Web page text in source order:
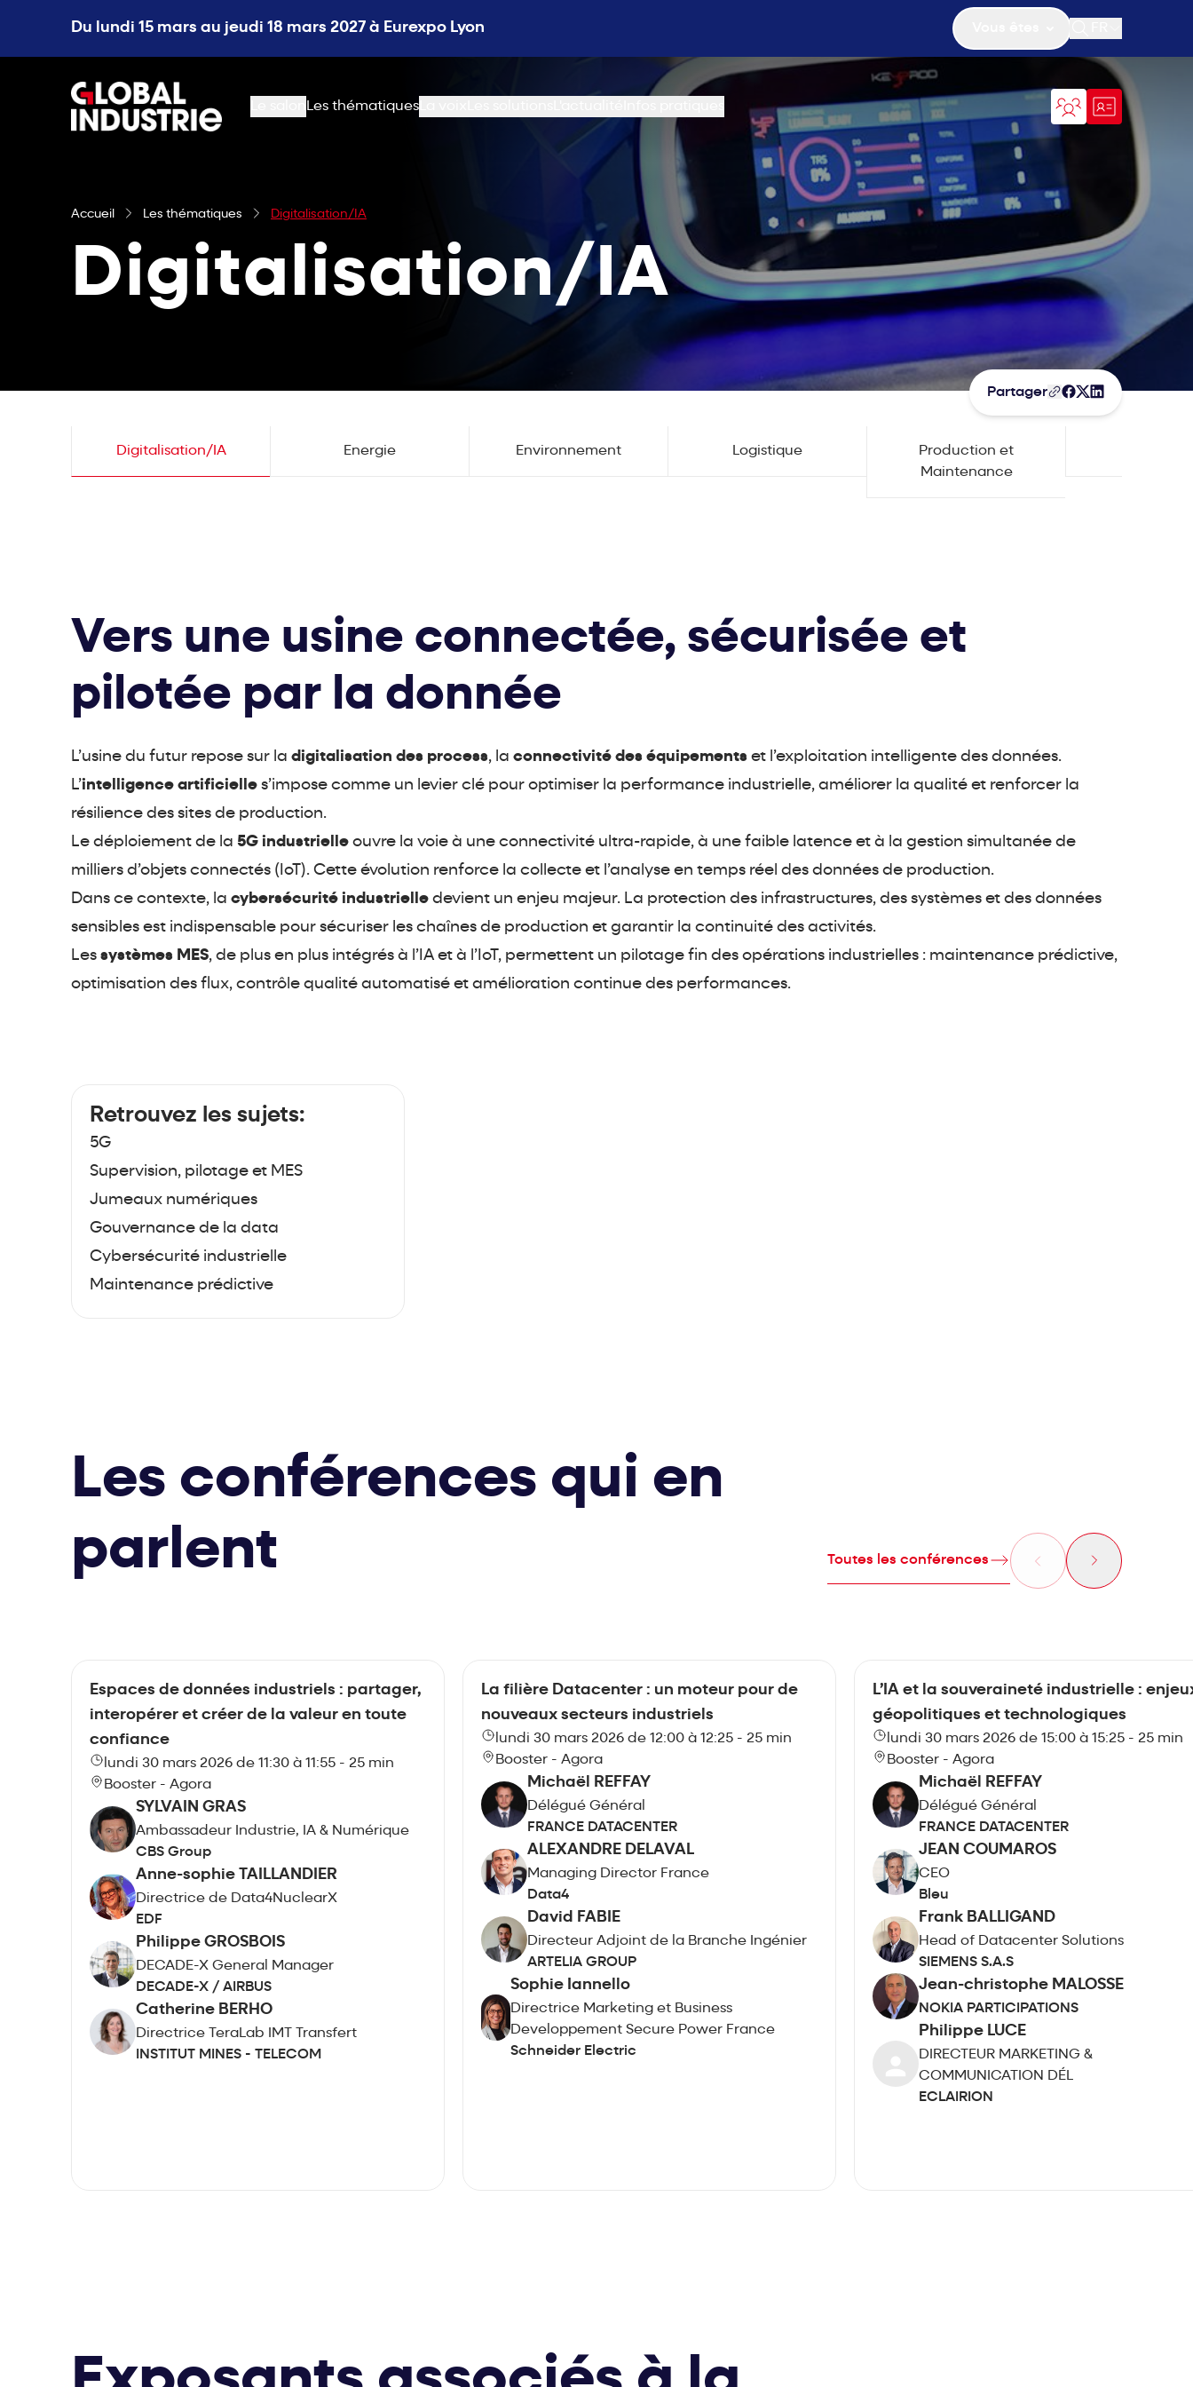
Du lundi 15 mars au jeudi 18 mars 2027 à Eurexpo Lyon
Ouvrir la
page.home
Les thématiques
Accueil Les thématiques Digitalisation/IA
Digitalisation/IA
Partager
Digitalisation/IA Energie Environnement Logistique
Production et
Maintenance
Vers une usine connectée, sécurisée et
pilotée par la donnée
L’usine du futur repose sur la digitalisation des process, la connectivité des équipements et l’exploitation intelligente des données.
L’intelligence artificielle s’impose comme un levier clé pour optimiser la performance industrielle, améliorer la qualité et renforcer la
résilience des sites de production.
Le déploiement de la 5G industrielle ouvre la voie à une connectivité ultra-rapide, à une faible latence et à la gestion simultanée de
milliers d’objets connectés (IoT). Cette évolution renforce la collecte et l’analyse en temps réel des données de production.
Dans ce contexte, la cybersécurité industrielle devient un enjeu majeur. La protection des infrastructures, des systèmes et des données
sensibles est indispensable pour sécuriser les chaînes de production et garantir la continuité des activités.
Les systèmes MES, de plus en plus intégrés à l’IA et à l’IoT, permettent un pilotage fin des opérations industrielles : maintenance prédictive,
optimisation des flux, contrôle qualité automatisé et amélioration continue des performances.
Retrouvez les sujets:
5G
Supervision, pilotage et MES
Jumeaux numériques
Gouvernance de la data
Cybersécurité industrielle
Maintenance prédictive
Les conférences qui en
parlent
Toutes les conférences
Espaces de données industriels : partager,
interopérer et créer de la valeur en toute
confiance
lundi 30 mars 2026 de 11:30 à 11:55 - 25 min
Booster - Agora
SYLVAIN GRAS
Ambassadeur Industrie, IA & Numérique
CBS Group
Anne-sophie TAILLANDIER
Directrice de Data4NuclearX
EDF
Philippe GROSBOIS
DECADE-X General Manager
DECADE-X / AIRBUS
Catherine BERHO
Directrice TeraLab IMT Transfert
INSTITUT MINES - TELECOM
La filière Datacenter : un moteur pour de
nouveaux secteurs industriels
lundi 30 mars 2026 de 12:00 à 12:25 - 25 min
Booster - Agora
Michaël REFFAY
Délégué Général
FRANCE DATACENTER
ALEXANDRE DELAVAL
Managing Director France
Data4
David FABIE
Directeur Adjoint de la Branche Ingénier
ARTELIA GROUP
Sophie Iannello
Directrice Marketing et Business
Developpement Secure Power France
Schneider Electric
L’IA et la souveraineté industrielle :
géopolitiques et technologiques
lundi 30 mars 2026 de 15:00 à 15:25 - 25 min
Booster - Agora
Michaël REFFAY
Délégué Général
FRANCE DATACENTER
JEAN COUMAROS
CEO
Bleu
Frank BALLIGAND
Head of Datacenter Solutions
SIEMENS S.A.S
Jean-christophe MALOSSE
NOKIA PARTICIPATIONS
Philippe LUCE
DIRECTEUR MARKETING &
COMMUNICATION DÉL
ECLAIRION